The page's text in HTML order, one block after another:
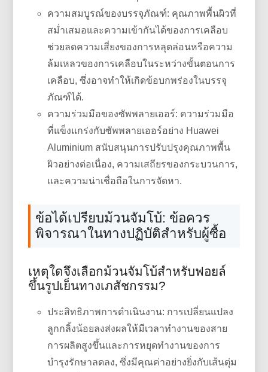
ความสมบูรณ์ของบรรจุภัณฑ์: คุณภาพพื้นผิวที่
สม่ำเสมอและความเข้ากันได้ของการเคลือบ
ช่วยลดความเสี่ยงของการหลุดล่อนหรือความ
ล้มเหลวของการเคลือบในระหว่างขั้นตอนการ
เคลือบ, ซึ่งอาจทำให้เกิดข้อบกพร่องในบรรจุ
ภัณฑ์ได้.
ความร่วมมือของซัพพลายเออร์: ความร่วมมือ
ที่แข็งแกร่งกับซัพพลายเออร์อย่าง Huawei
Aluminium สนับสนุนการปรับปรุงคุณภาพพื้น
ผิวอย่างต่อเนื่อง, ความเสถียรของกระบวนการ,
และความน่าเชื่อถือในการจัดหา.
ข้อได้เปรียบม้วนจัมโบ้: ข้อควร
พิจารณาในทางปฏิบัติสำหรับผู้ซื้อ
เหตุใดจึงเลือกม้วนจัมโบ้สำหรับฟอยล์
ขึ้นรูปเย็นทางเภสัชกรรม?
ประสิทธิภาพการดำเนินงาน: การเปลี่ยนแปลง
ลูกกลิ้งน้อยลงส่งผลให้มีเวลาทำงานของสาย
การผลิตสูงขึ้นและการหยุดทำงานของการ
บำรุงรักษาลดลง, ซึ่งมีคุณค่าอย่างยิ่งกับเส้นตุ่ม